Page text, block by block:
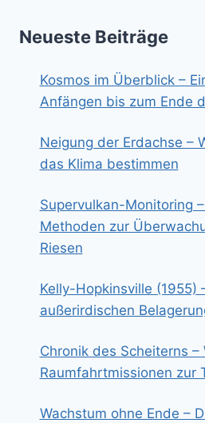
Neueste Beiträge
Kosmos im Überblick –
Anfängen bis zum Ende
Neigung der Erdachse –
das Klima bestimmen
Supervulkan-Monitoring
Methoden zur
Riesen
Kelly-Hopkinsville (1955)
außerirdischen
Chronik des Scheiterns –
Raumfahrtmissionen zur
Wachstum ohne Ende –